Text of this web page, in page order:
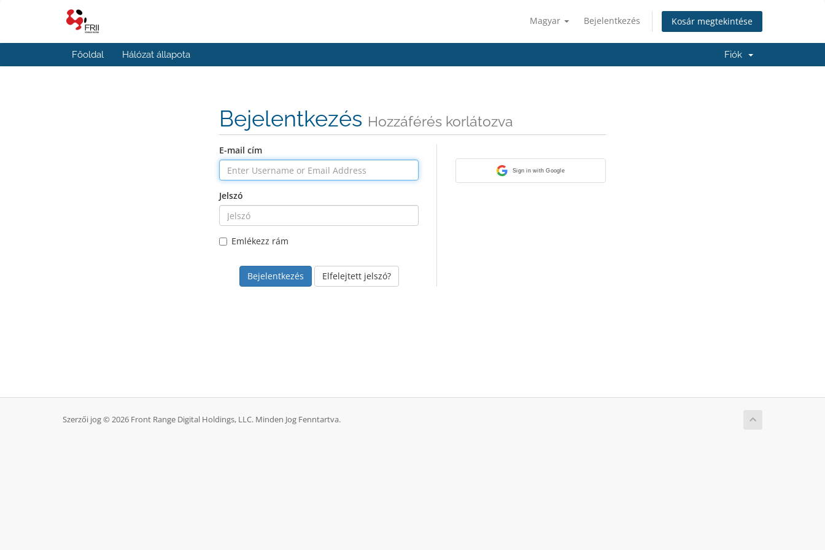
Magyar Bejelentkezés Kosár megtekintése
Főoldal Hálózat állapota Fiók
Bejelentkezés Hozzáférés korlátozva
E-mail cím
Jelszó
Emlékezz rám
Elfelejtett jelszó?
Sign in with Google
Szerzői jog © 2026 Front Range Digital Holdings, LLC. Minden Jog Fenntartva.